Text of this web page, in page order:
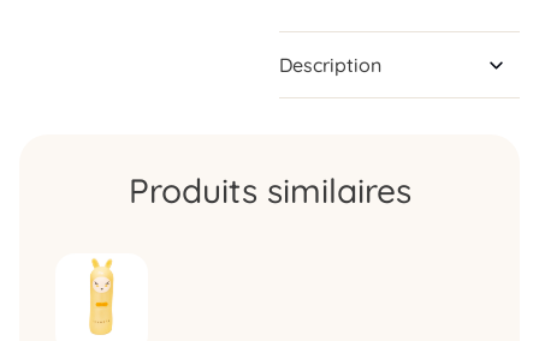
Description
Produits similaires